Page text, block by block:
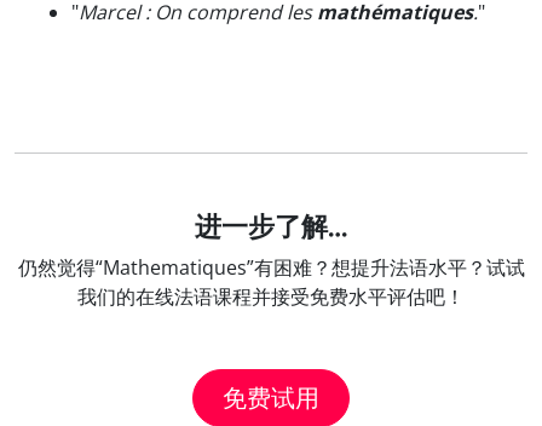
"Marcel : On comprend lesmathématiques."
进一步了解…
仍然觉得“Mathematiques”有困难？想提升法语水平？试试
我们的在线法语课程并接受免费水平评估吧！
免费试用